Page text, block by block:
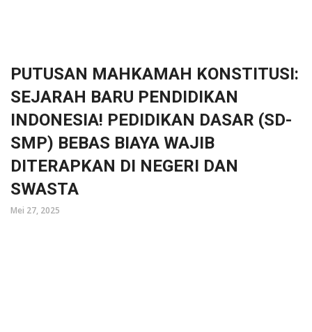
PUTUSAN MAHKAMAH KONSTITUSI:
SEJARAH BARU PENDIDIKAN
INDONESIA! PEDIDIKAN DASAR (SD-
SMP) BEBAS BIAYA WAJIB
DITERAPKAN DI NEGERI DAN
SWASTA
Mei 27, 2025